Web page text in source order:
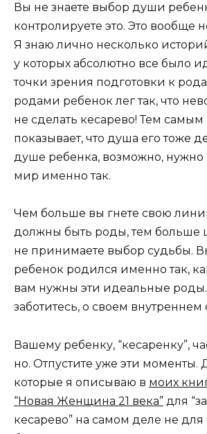
Вы не знаете выбор души
контролируете это. Это вообще
Я знаю лично несколько
у которых абсолютно все было
точки зрения подготовки к
родами ребенок лег так, что
не сделать кесарево! Тем
показывает, что душа его тоже
душе ребенка, возможно, нужно
мир именно так.
Чем больше вы гнете свою
должны быть роды, тем больше
не принимаете выбор судьбы.
ребенок родился именно так,
вам нужны эти идеальные роды.
заботитесь, о своем внутреннем
Вашему ребенку, “кесаренку”,
но. Отпустите уже эти моменты.
которые я описываю в моих
“Новая Женщина 21 века” для
кесарево” на самом деле не